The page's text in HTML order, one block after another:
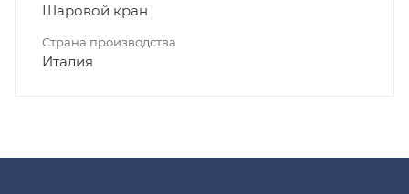
Шаровой кран
Страна производства
Италия